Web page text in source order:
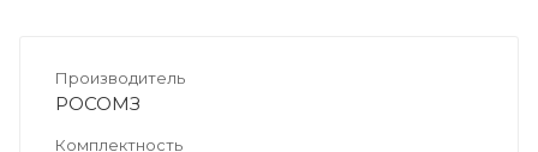
Производитель
РОСОМЗ
Комплектность